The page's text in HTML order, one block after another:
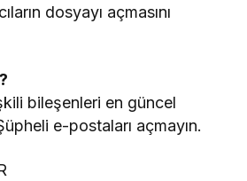
dosyayı açmasını
bileşenleri en güncel
e-postaları açmayın.